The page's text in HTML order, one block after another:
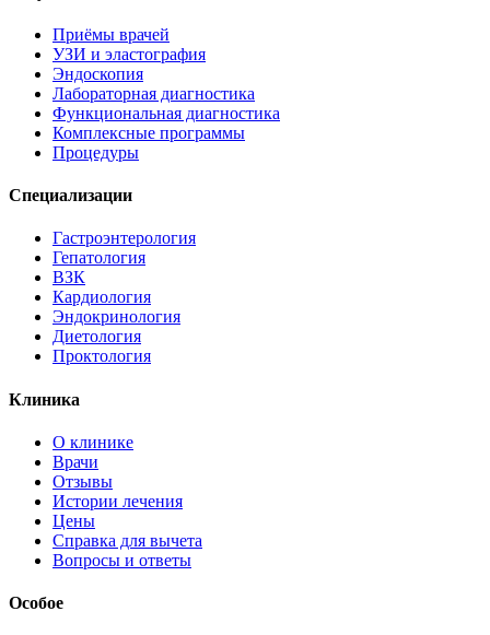
Приёмы врачей
УЗИ и эластография
Эндоскопия
Лабораторная диагностика
Функциональная диагностика
Комплексные программы
Процедуры
Специализации
Гастроэнтерология
Гепатология
ВЗК
Кардиология
Эндокринология
Диетология
Проктология
Клиника
О клинике
Врачи
Отзывы
Истории лечения
Цены
Справка для вычета
Вопросы и ответы
Особое